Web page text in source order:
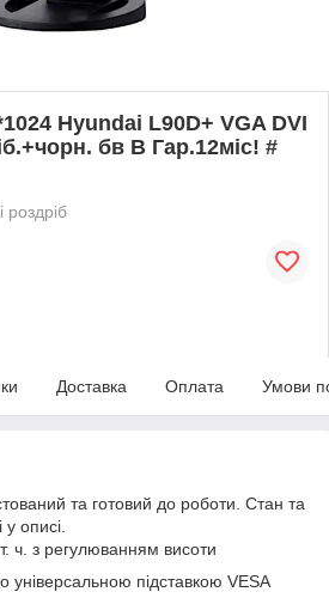
Hyundai L90D+ VGA DVI
бв B Гар.12міс! #
роздріб
Доставка Оплата Умови
та готовий до роботи. Стан та
описі.
ч. з регулюванням висоти
універсальною підставкою VESA